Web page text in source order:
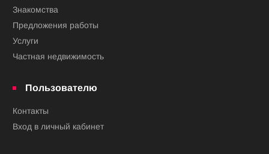
Знакомства
Предложения работы
Услуги
Частная недвижимость
Пользователю
Контакты
Вход в личный кабинет